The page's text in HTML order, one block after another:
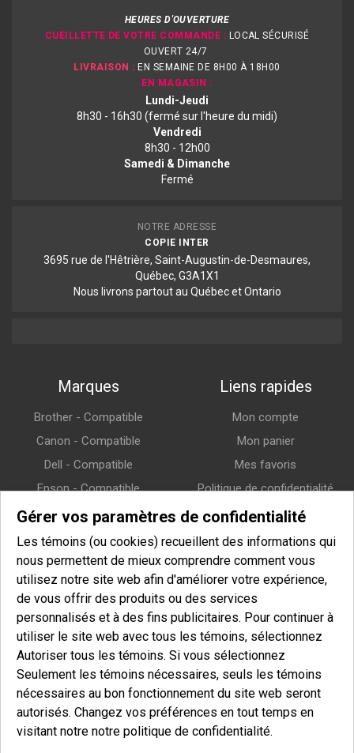
HEURES D'OUVERTURE
CUEILLETTE DE VOTRE COMMANDE : LOCAL SÉCURISÉ
OUVERT 24/7
LIVRAISON : EN SEMAINE DE 8H00 À 18H00
EN MAGASIN :
Lundi-Jeudi
8h30 - 16h30 (fermé sur l'heure du midi)
Vendredi
8h30 - 12h00
Samedi & Dimanche
Fermé
NOTRE ADRESSE
COPIE INTER
3695 rue de l'Hêtrière, Saint-Augustin-de-Desmaures,
Québec, G3A1X1
Nous livrons partout au Québec et Ontario
Marques
Brother - Compatible
Canon - Compatible
Dell - Compatible
Epson - Compatible
HP (Hewlett-Packard) -
Compatible
Lexmark - Compatible
Samsung - Compatible
Xerox - Compatible
Liens rapides
Mon compte
Mon panier
Mes favoris
Politique de confidentialité
Politique de retour
Politique de livraison
Infolettre
Entrez votre courriel pour vous inscrire à notre infolettre et afin
de recevoir nos offres spéciales.
Courriel
S'inscrire
Gérer vos paramètres de confidentialité
Les témoins (ou cookies) recueillent des informations qui
nous permettent de mieux comprendre comment vous
utilisez notre site web afin d'améliorer votre expérience,
de vous offrir des produits ou des services
personnalisés et à des fins publicitaires. Pour continuer à
utiliser le site web avec tous les témoins, sélectionnez
Autoriser tous les témoins. Si vous sélectionnez
Seulement les témoins nécessaires, seuls les témoins
nécessaires au bon fonctionnement du site web seront
autorisés. Changez vos préférences en tout temps en
visitant notre notre politique de confidentialité.